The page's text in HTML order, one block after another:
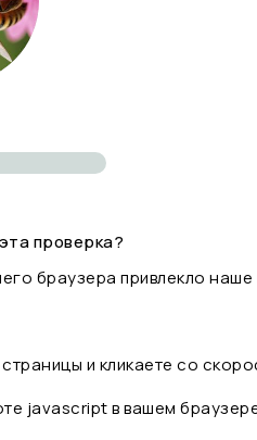
проверка?
браузера привлекло наше
и кликаете со
javascript в вашем